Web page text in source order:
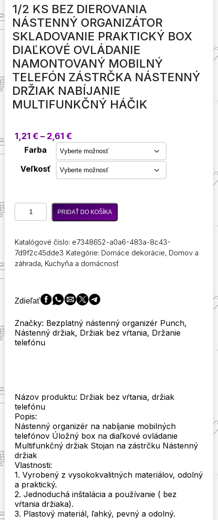
1/2 KS BEZ DIEROVANIA
NÁSTENNÝ ORGANIZÁTOR
SKLADOVANIE PRAKTICKÝ BOX
DIAĽKOVÉ OVLÁDANIE
NAMONTOVANÝ MOBILNÝ
TELEFÓN ZÁSTRČKA NÁSTENNÝ
DRŽIAK NABÍJANIE
MULTIFUNKČNÝ HÁČIK
1,21 € – 2,61 €
range:
1,21 €
through
2,61 €
Farba
Veľkosť
množstvo
1/2
dierovania
Nástenný
organizátor
Diaľkové
Namontovaný
mobilný
telefón
Multifunkčný
háčik
PRIDAŤ DO KOŠÍKA
Katalógové číslo: e7348652-a0a6-483a-8c43-
7d9f2c45dde3 Kategórie: Domáce dekorácie, Domov a
záhrada, Kuchyňa a domácnosť
Zdieľať
Značky: Bezplatný nástenný organizér Punch,
Nástenný držiak, Držiak bez vŕtania, Držanie
telefónu
Názov produktu: Držiak bez vŕtania, držiak
telefónu
Popis:
Nástenný organizér na nabíjanie mobilných
telefónov Úložný box na diaľkové ovládanie
Multifunkčný držiak Stojan na zástrčku Nástenný
držiak
Vlastnosti:
1. Vyrobený z vysokokvalitných materiálov, odolný
a praktický.
2. Jednoduchá inštalácia a používanie ( bez
vŕtania držiaka).
3. Plastový materiál, ľahký, pevný a odolný.